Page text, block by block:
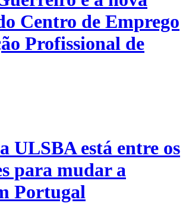
Centro de Emprego
Profissional de
ULSBA está entre os
para mudar a
Portugal